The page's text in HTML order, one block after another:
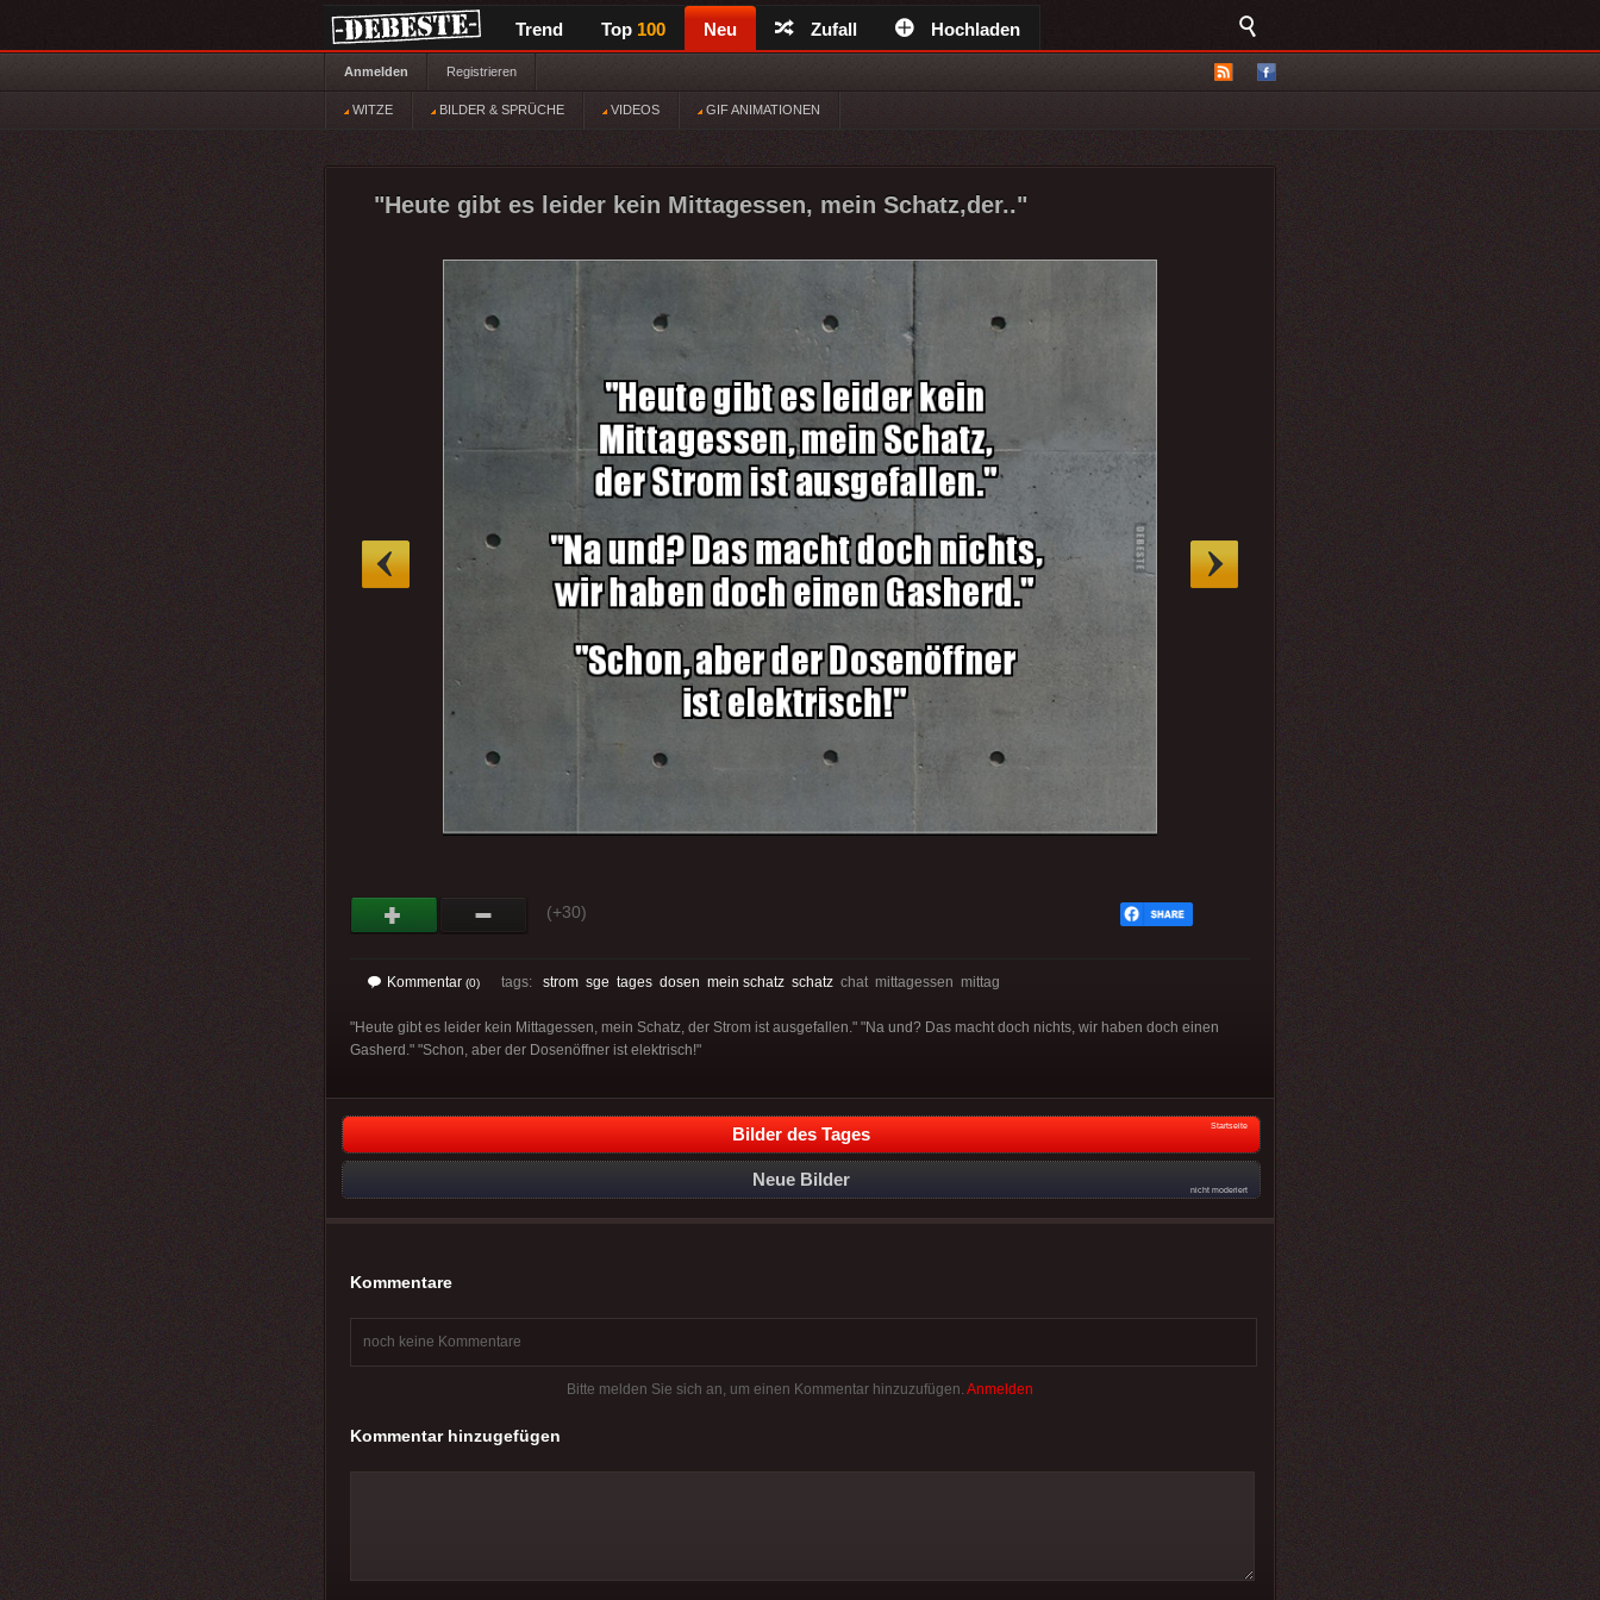
Trend Top 100 Neu Zufall Hochladen
Anmelden Registrieren
WITZE BILDER & SPRÜCHE VIDEOS GIF ANIMATIONEN
"Heute gibt es leider kein Mittagessen, mein Schatz,der.."
(+30)
Kommentar (0) tags: strom sge tages dosen mein schatz schatz chat mittagessen mittag
"Heute gibt es leider kein Mittagessen, mein Schatz, der Strom ist ausgefallen." "Na und? Das macht doch nichts, wir haben doch einen
Gasherd." "Schon, aber der Dosenöffner ist elektrisch!"
Bilder des Tages Startseite
Neue Bilder
nicht moderiert
Kommentare
noch keine Kommentare
Bitte melden Sie sich an, um einen Kommentar hinzuzufügen. Anmelden
Kommentar hinzugefügen